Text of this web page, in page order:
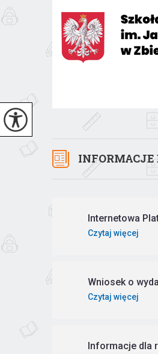
INFORMACJE
Internetowa
Czytaj więcej
Wniosek o
Czytaj więcej
Informacje dla